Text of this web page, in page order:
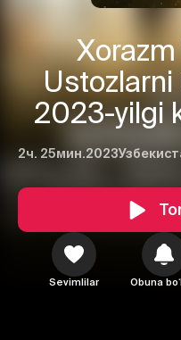
Ustozlarni
2023-yilgi
2ч. 25мин.2023
Sevimlilar Obuna